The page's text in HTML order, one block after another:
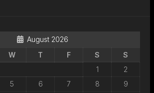
August 2026
W T F S
S
1
2
5 6 7 8
9